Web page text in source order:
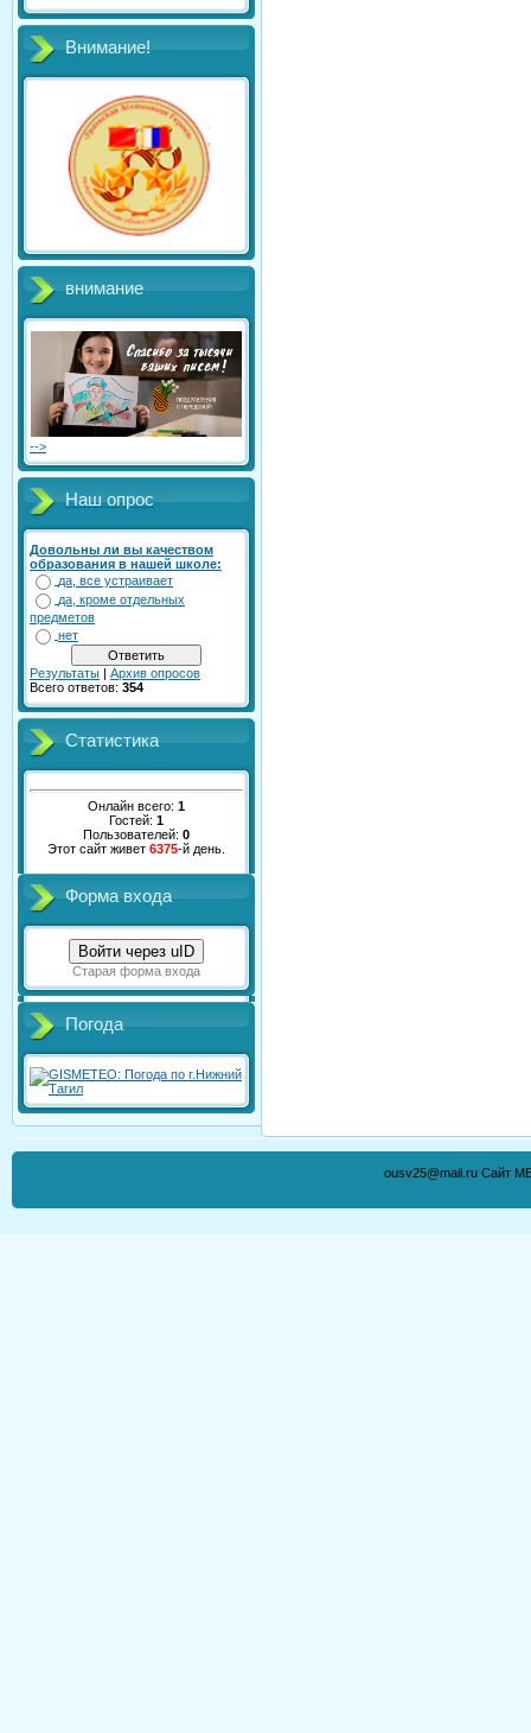
Внимание!
внимание
-->
Наш опрос
Довольны ли вы качеством
образования в нашей школе:
да, все устраивает
да, кроме отдельных
предметов
нет
Результаты | Архив опросов
Всего ответов: 354
Статистика
Онлайн всего: 1
Гостей: 1
Пользователей: 0
Этот сайт живет 6375-й день.
Форма входа
Войти через uID
Старая форма входа
Погода
ousv25@mail.ru Сайт